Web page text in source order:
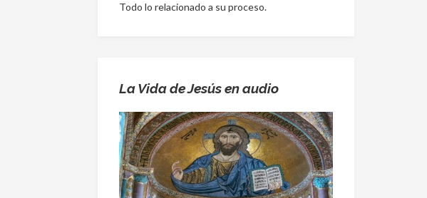
Todo lo relacionado a su proceso.
La Vida de Jesús en audio